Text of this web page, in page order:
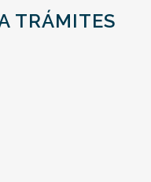
TRÁMITES